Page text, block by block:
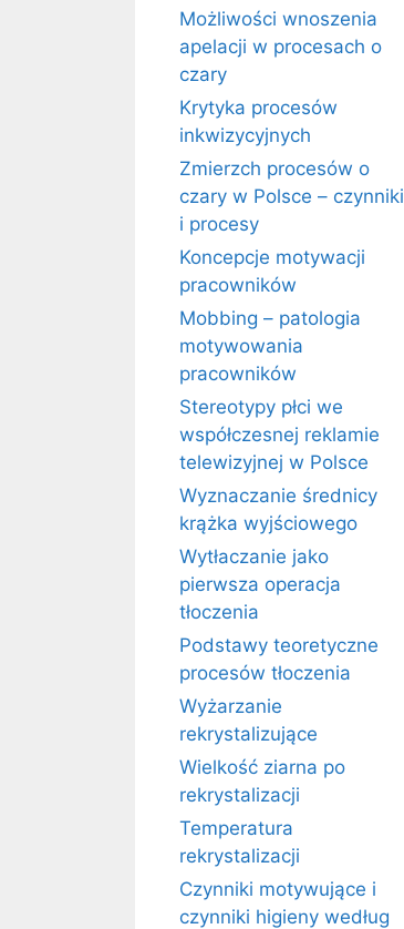
Możliwości wnoszenia
apelacji w procesach o
czary
Krytyka procesów
inkwizycyjnych
Zmierzch procesów o
czary w Polsce – czynniki
i procesy
Koncepcje motywacji
pracowników
Mobbing – patologia
motywowania
pracowników
Stereotypy płci we
współczesnej reklamie
telewizyjnej w Polsce
Wyznaczanie średnicy
krążka wyjściowego
Wytłaczanie jako
pierwsza operacja
tłoczenia
Podstawy teoretyczne
procesów tłoczenia
Wyżarzanie
rekrystalizujące
Wielkość ziarna po
rekrystalizacji
Temperatura
rekrystalizacji
Czynniki motywujące i
czynniki higieny według